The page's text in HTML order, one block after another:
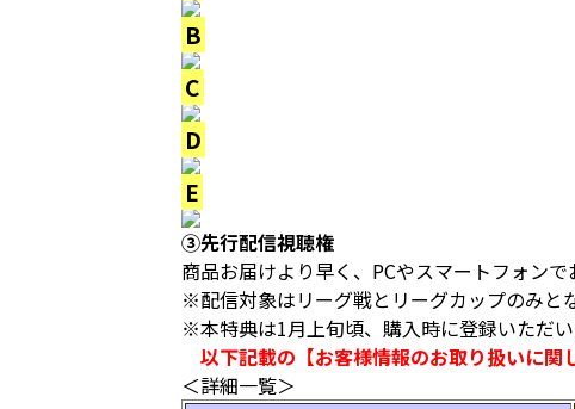
B
C
D
E
③先行配信視聴権
商品お届けより早く、PCやスマートフォン
※配信対象はリーグ戦とリーグカップのみと
※本特典は1月上旬頃、購入時に登録いただ
以下記載の【お客様情報のお取り扱いに関
＜詳細一覧＞